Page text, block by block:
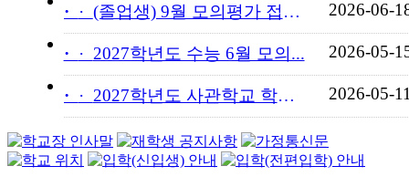
· (졸업생) 9월 모의평가 접수... 2026-06-
· 2027학년도 수능 6월 모의... 2026-05-
· 2027학년도 사관학교 학교장... 2026-05-